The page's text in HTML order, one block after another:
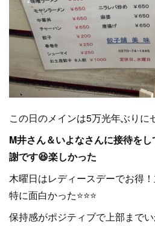
この日のメインは5万光年ぶりに
M井さん＆いよなさんに接待を
謝です😆楽しかった
木曜日はレディースデーでお得
特に面白かった⭐⭐⭐
保持感がポジティブで上部まで